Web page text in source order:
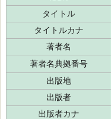
タイトル
タイトルカナ
著者名
著者名典拠番号
出版地
出版者
出版者カナ